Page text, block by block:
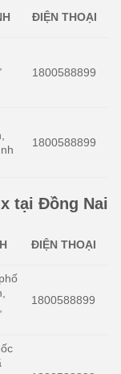
ĐIỆN THOẠI
1800588899
1800588899
tại Đồng Nai
ĐIỆN THOẠI
1800588899